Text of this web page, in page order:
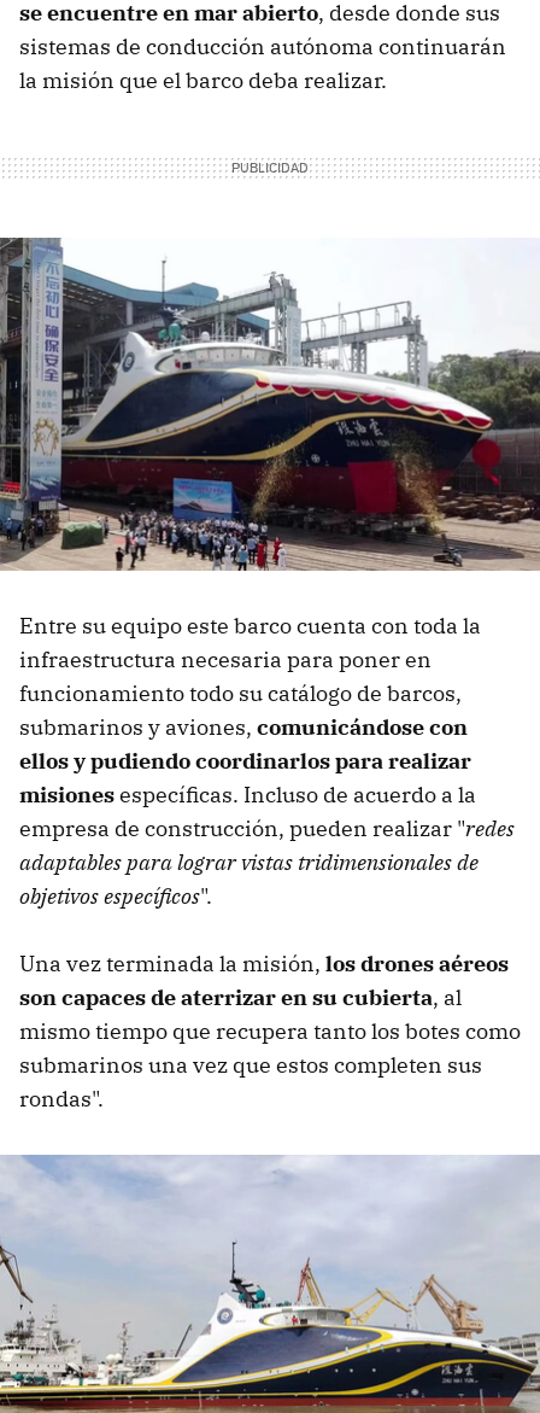
se encuentre en mar abierto, desde donde sus
sistemas de conducción autónoma continuarán
la misión que el barco deba realizar.
Entre su equipo este barco cuenta con toda la
infraestructura necesaria para poner en
funcionamiento todo su catálogo de barcos,
submarinos y aviones, comunicándose con
ellos y pudiendo coordinarlos para realizar
misionesespecíficas. Incluso de acuerdo a la
empresa de construcción, pueden realizar "redes
adaptables para lograr vistas tridimensionales de
objetivos específicos".
Una vez terminada la misión, los drones aéreos
son capaces de aterrizar en su cubierta, al
mismo tiempo que recupera tanto los botes como
submarinos una vez que estos completen sus
rondas".